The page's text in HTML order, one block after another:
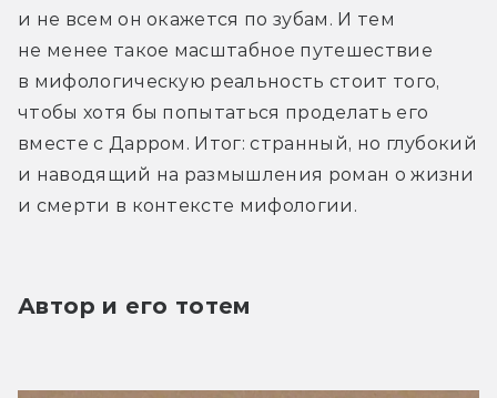
и не всем он окажется по зубам. И тем
не менее такое масштабное путешествие
в мифологическую реальность стоит того,
чтобы хотя бы попытаться проделать его
вместе с Дарром. Итог: странный, но глубокий
и наводящий на размышления роман о жизни
и смерти в контексте мифологии.
Автор и его тотем